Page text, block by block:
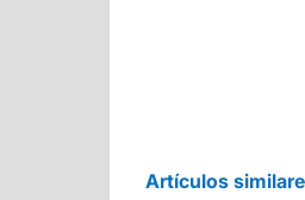
Artículos